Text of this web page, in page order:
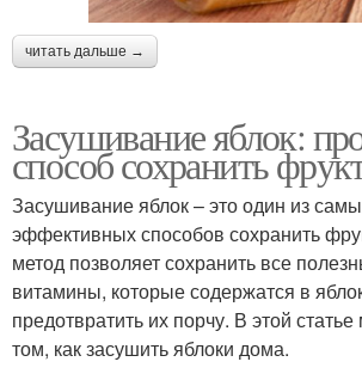
читать дальше →
Засушивание яблок:
способ сохранить
Засушивание яблок – это один из
эффективных способов сохранить
метод позволяет сохранить все
витамины, которые содержатся в
предотвратить их порчу. В этой
том, как засушить яблоки дома.